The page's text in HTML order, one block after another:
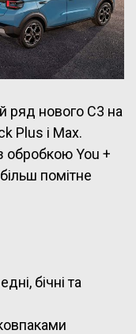
ряд нового C3 на
Plus і Max.
обробкою You +
помітне
бічні та